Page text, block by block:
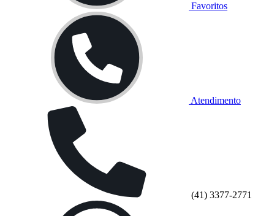
Favoritos
Atendimento
(41) 3377-2771